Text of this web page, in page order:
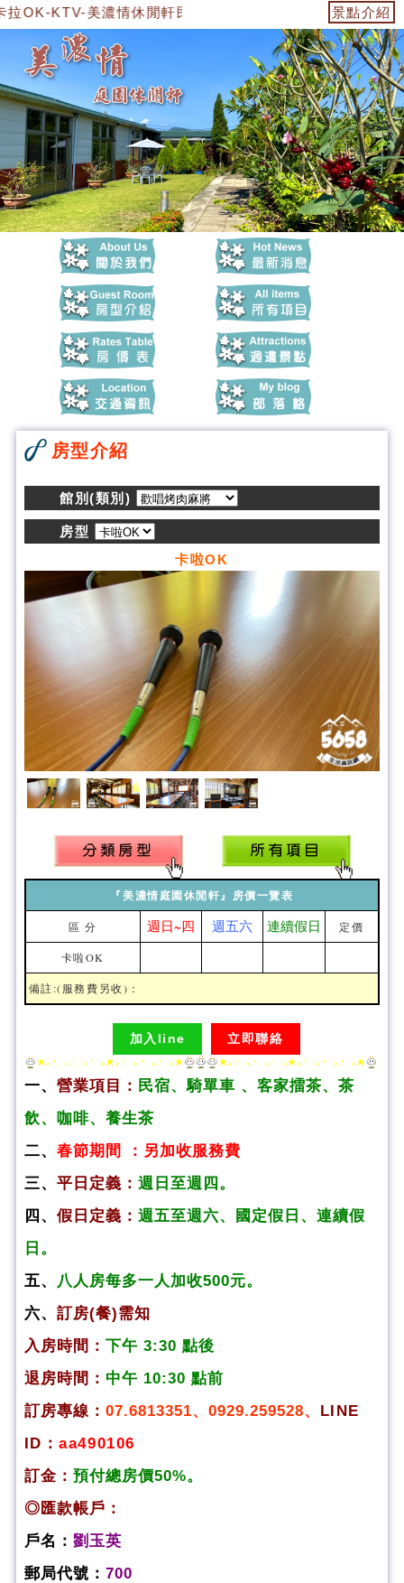
OK-KTV-美濃情休閒軒民宿 景點介紹
房型介紹
館別(類別)
房型
卡啦OK
『美濃情庭園休閒軒』房價一覽表
區 分 週日~四 週五六 連續假日 定價
卡啦OK
備註:(服務費另收)：
加入line 立即聯絡
一、 營業項目： 民宿、騎單車 、客家擂茶、茶
飲、咖啡、養生茶
二、 春節期間 ：另加收服務費
三、 平日定義： 週日至週四。
四、 假日定義： 週五至週六、國定假日、連續假
日。
五、
八人房每多一人加收500元。
六、 訂房(餐)需知
入房時間： 下午 3:30 點後
退房時間： 中午 10:30 點前
訂房專線： 07.6813351、0929.259528、 LINE
ID：aa490106
訂金： 預付總房價50%。
◎匯款帳戶：
戶名： 劉玉英
郵局代號： 700